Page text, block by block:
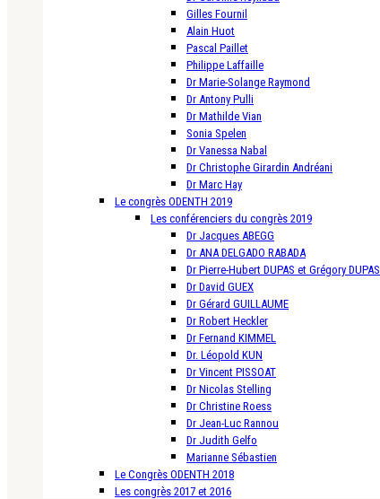
Gilles Fournil
Alain Huot
Pascal Paillet
Philippe Laffaille
Dr Marie-Solange Raymond
Dr Antony Pulli
Dr Mathilde Vian
Sonia Spelen
Dr Vanessa Nabal
Dr Christophe Girardin Andréani
Dr Marc Hay
Le congrès ODENTH 2019
Les conférenciers du congrès 2019
Dr Jacques ABEGG
Dr ANA DELGADO RABADA
Dr Pierre-Hubert DUPAS et Grégory DUPAS
Dr David GUEX
Dr Gérard GUILLAUME
Dr Robert Heckler
Dr Fernand KIMMEL
Dr. Léopold KUN
Dr Vincent PISSOAT
Dr Nicolas Stelling
Dr Christine Roess
Dr Jean-Luc Rannou
Dr Judith Gelfo
Marianne Sébastien
Le Congrès ODENTH 2018
Les congrès 2017 et 2016